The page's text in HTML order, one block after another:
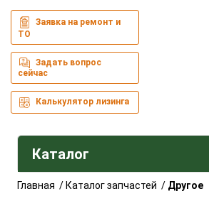
Заявка на ремонт и
ТО
Задать вопрос
сейчас
Калькулятор лизинга
Каталог
Главная /Каталог запчастей / Другое